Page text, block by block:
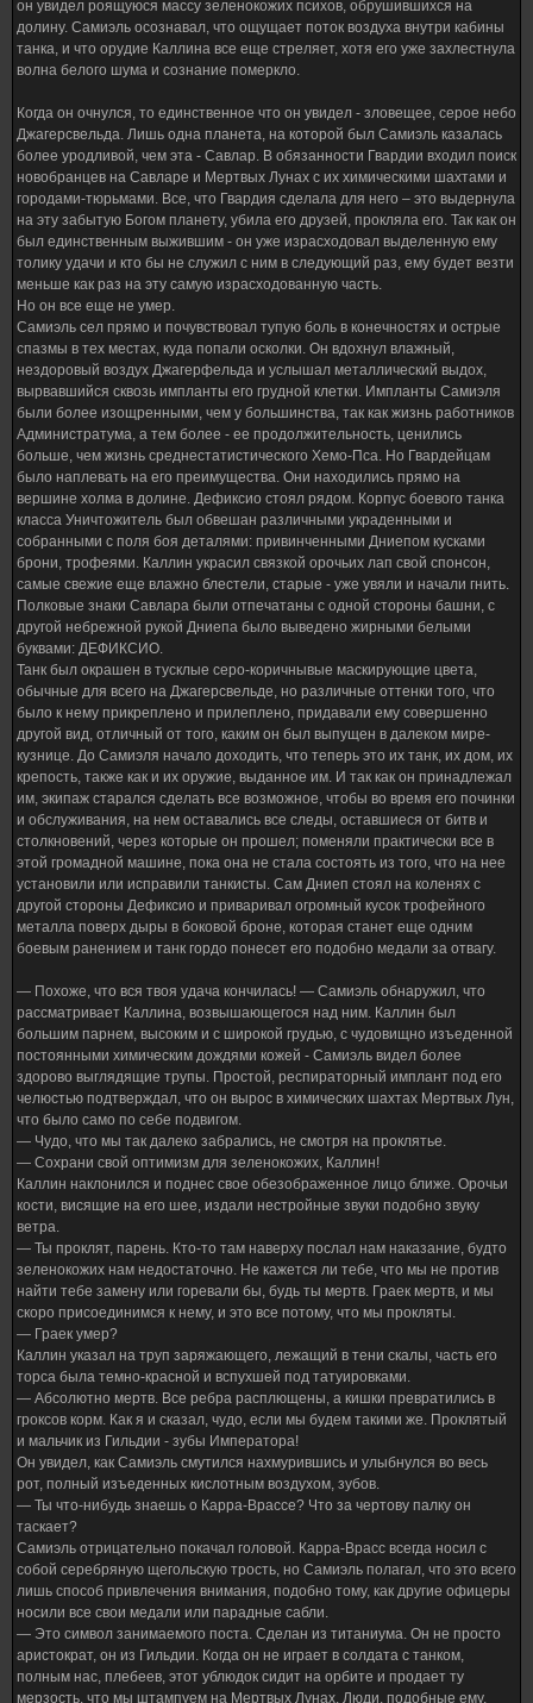
он увидел роящуюся массу зеленокожих психов, обрушившихся на
долину. Самиэль осознавал, что ощущает поток воздуха внутри кабины
танка, и что орудие Каллина все еще стреляет, хотя его уже захлестнула
волна белого шума и сознание померкло.
Когда он очнулся, то единственное что он увидел - зловещее, серое небо
Джагерсвельда. Лишь одна планета, на которой был Самиэль казалась
более уродливой, чем эта - Савлар. В обязанности Гвардии входил поиск
новобранцев на Савларе и Мертвых Лунах с их химическими шахтами и
городами-тюрьмами. Все, что Гвардия сделала для него – это выдернула
на эту забытую Богом планету, убила его друзей, прокляла его. Так как он
был единственным выжившим - он уже израсходовал выделенную ему
толику удачи и кто бы не служил с ним в следующий раз, ему будет везти
меньше как раз на эту самую израсходованную часть.
Но он все еще не умер.
Самиэль сел прямо и почувствовал тупую боль в конечностях и острые
спазмы в тех местах, куда попали осколки. Он вдохнул влажный,
нездоровый воздух Джагерфельда и услышал металлический выдох,
вырвавшийся сквозь импланты его грудной клетки. Импланты Самиэля
были более изощренными, чем у большинства, так как жизнь работников
Администратума, а тем более - ее продолжительность, ценились
больше, чем жизнь среднестатистического Хемо-Пса. Но Гвардейцам
было наплевать на его преимущества. Они находились прямо на
вершине холма в долине. Дефиксио стоял рядом. Корпус боевого танка
класса Уничтожитель был обвешан различными украденными и
собранными с поля боя деталями: привинченными Дниепом кусками
брони, трофеями. Каллин украсил связкой орочьих лап свой спонсон,
самые свежие еще влажно блестели, старые - уже увяли и начали гнить.
Полковые знаки Савлара были отпечатаны с одной стороны башни, с
другой небрежной рукой Дниепа было выведено жирными белыми
буквами: ДЕФИКСИО.
Танк был окрашен в тусклые серо-коричнывые маскирующие цвета,
обычные для всего на Джагерсвельде, но различные оттенки того, что
было к нему прикреплено и прилеплено, придавали ему совершенно
другой вид, отличный от того, каким он был выпущен в далеком мире-
кузнице. До Самиэля начало доходить, что теперь это их танк, их дом, их
крепость, также как и их оружие, выданное им. И так как он принадлежал
им, экипаж старался сделать все возможное, чтобы во время его починки
и обслуживания, на нем оставались все следы, оставшиеся от битв и
столкновений, через которые он прошел; поменяли практически все в
этой громадной машине, пока она не стала состоять из того, что на нее
установили или исправили танкисты. Сам Дниеп стоял на коленях с
другой стороны Дефиксио и приваривал огромный кусок трофейного
металла поверх дыры в боковой броне, которая станет еще одним
боевым ранением и танк гордо понесет его подобно медали за отвагу.
— Похоже, что вся твоя удача кончилась! — Самиэль обнаружил, что
рассматривает Каллина, возвышающегося над ним. Каллин был
большим парнем, высоким и с широкой грудью, с чудовищно изъеденной
постоянными химическим дождями кожей - Самиэль видел более
здорово выглядящие трупы. Простой, респираторный имплант под его
челюстью подтверждал, что он вырос в химических шахтах Мертвых Лун,
что было само по себе подвигом.
— Чудо, что мы так далеко забрались, не смотря на проклятье.
— Сохрани свой оптимизм для зеленокожих, Каллин!
Каллин наклонился и поднес свое обезображенное лицо ближе. Орочьи
кости, висящие на его шее, издали нестройные звуки подобно звуку
ветра.
— Ты проклят, парень. Кто-то там наверху послал нам наказание, будто
зеленокожих нам недостаточно. Не кажется ли тебе, что мы не против
найти тебе замену или горевали бы, будь ты мертв. Граек мертв, и мы
скоро присоединимся к нему, и это все потому, что мы прокляты.
— Граек умер?
Каллин указал на труп заряжающего, лежащий в тени скалы, часть его
торса была темно-красной и вспухшей под татуировками.
— Абсолютно мертв. Все ребра расплющены, а кишки превратились в
гроксов корм. Как я и сказал, чудо, если мы будем такими же. Проклятый
и мальчик из Гильдии - зубы Императора!
Он увидел, как Самиэль смутился нахмурившись и улыбнулся во весь
рот, полный изъеденных кислотным воздухом, зубов.
— Ты что-нибудь знаешь о Карра-Врассе? Что за чертову палку он
таскает?
Самиэль отрицательно покачал головой. Карра-Врасс всегда носил с
собой серебряную щегольскую трость, но Самиэль полагал, что это всего
лишь способ привлечения внимания, подобно тому, как другие офицеры
носили все свои медали или парадные сабли.
— Это символ занимаемого поста. Сделан из титаниума. Он не просто
аристократ, он из Гильдии. Когда он не играет в солдата с танком,
полным нас, плебеев, этот ублюдок сидит на орбите и продает ту
мерзость, что мы штампуем на Мертвых Лунах. Люди, подобные ему,